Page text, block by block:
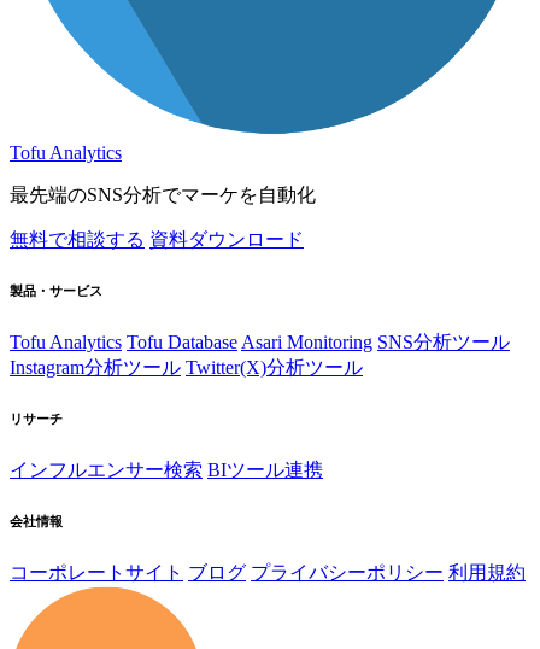
Tofu Analytics
最先端のSNS分析でマーケを自動化
無料で相談する 資料ダウンロード
製品・サービス
Tofu Analytics Tofu Database Asari Monitoring SNS分析ツール
Instagram分析ツール Twitter(X)分析ツール
リサーチ
インフルエンサー検索 BIツール連携
会社情報
コーポレートサイト ブログ プライバシーポリシー 利用規約